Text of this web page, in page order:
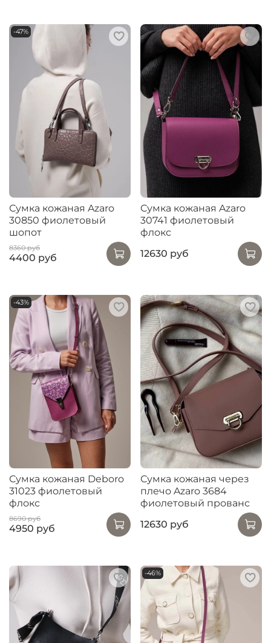
-47%
Сумка кожаная Azaro
30850 фиолетовый
шопот
8360 руб
4400 руб
Сумка кожаная Azaro
30741 фиолетовый
флокс
12630 руб
-43%
Сумка кожаная Deboro
31023 фиолетовый
флокс
8690 руб
4950 руб
Сумка кожаная через
плечо Azaro 3684
фиолетовый прованс
12630 руб
-46%